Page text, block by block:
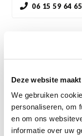
Deze website
We gebruiken
personaliseren, om
en om ons
informatie over uw
06 15 59 64 65
Delen: